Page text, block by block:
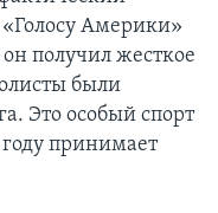
«Голосу Америки»
получил жесткое
были
Это особый спорт
принимает